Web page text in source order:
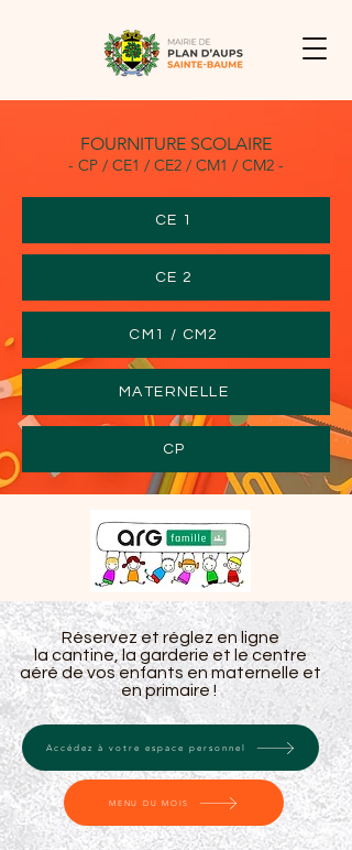
FOURNITURE SCOLAIRE
- CP / CE1 / CE2 / CM1 / CM2 -
CE 1
CE 2
CM1 / CM2
MATERNELLE
CP
Réservez et réglez en ligne
la cantine, la garderie et le centre
aéré de vos enfants en maternelle et
en primaire !
Accédez à votre espace personnel
MENU DU MOIS